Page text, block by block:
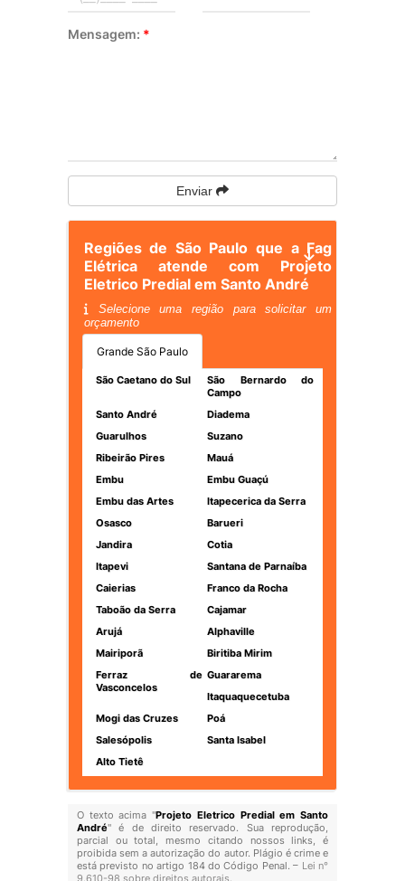
Mensagem: *
Enviar
Regiões de São Paulo que a Fag
Elétrica atende com Projeto
Eletrico Predial em Santo André
Selecione uma região para solicitar um
orçamento
Grande São Paulo
São Caetano do Sul
São Bernardo do
Campo
Santo André
Diadema
Guarulhos
Suzano
Ribeirão Pires
Mauá
Embu
Embu Guaçú
Embu das Artes
Itapecerica da Serra
Osasco
Barueri
Jandira
Cotia
Itapevi
Santana de Parnaíba
Caierias
Franco da Rocha
Taboão da Serra
Cajamar
Arujá
Alphaville
Mairiporã
Biritiba Mirim
Ferraz de
Vasconcelos
Guararema
Itaquaquecetuba
Mogi das Cruzes
Poá
Salesópolis
Santa Isabel
Alto Tietê
O texto acima "Projeto Eletrico Predial em Santo
André" é de direito reservado. Sua reprodução,
parcial ou total, mesmo citando nossos links, é
proibida sem a autorização do autor. Plágio é crime e
está previsto no artigo 184 do Código Penal. – Lei n°
9.610-98 sobre direitos autorais.